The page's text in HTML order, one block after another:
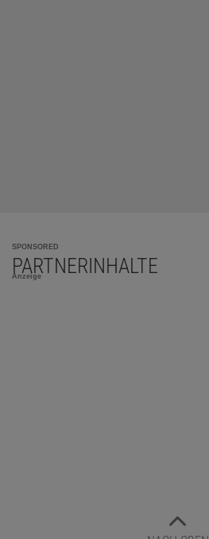
SPONSORED
PARTNERINHALTE
Anzeige